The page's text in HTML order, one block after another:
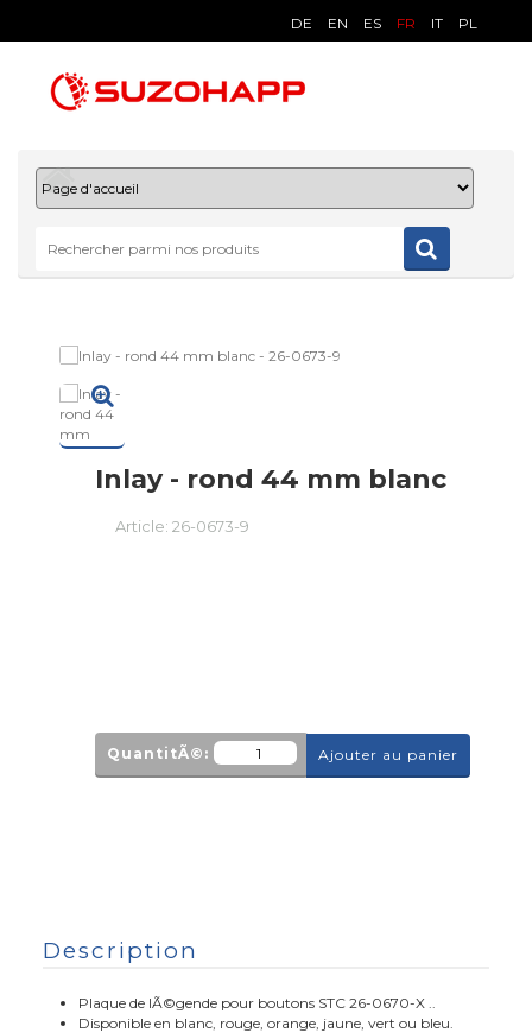
DE EN ES FR IT PL
Inlay - rond 44 mm blanc
Article: 26-0673-9
QuantitÃ©: Ajouter au panier
Description
Plaque de lÃ©gende pour boutons STC 26-0670-X ..
Disponible en blanc, rouge, orange, jaune, vert ou bleu.